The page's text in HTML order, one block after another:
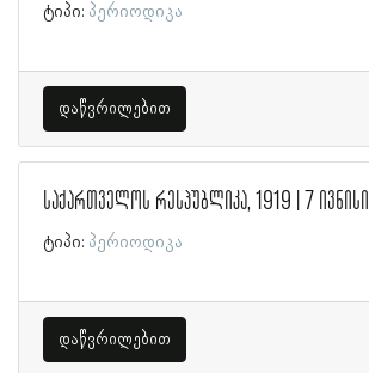
ტიპი: პერიოდიკა
დაწვრილებით
საქართველოს რესპუბლიკა, 1919 | 7 ივნისი
ტიპი: პერიოდიკა
დაწვრილებით